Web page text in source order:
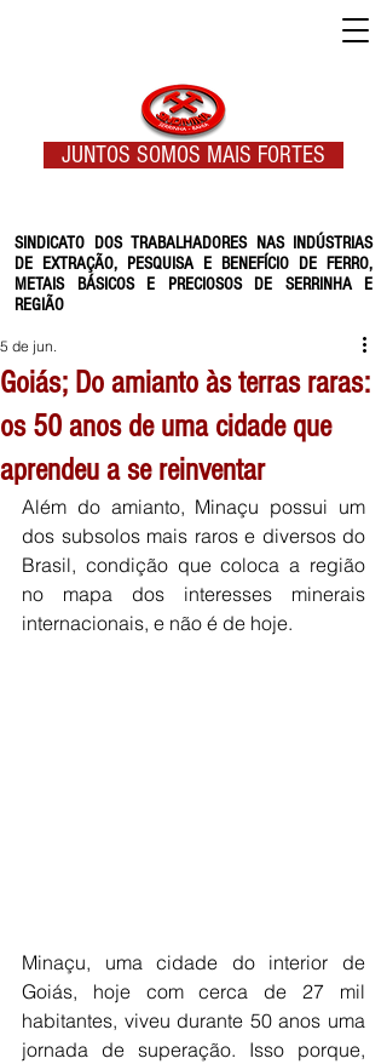
SINDICATO DOS TRABALHADORES NAS INDÚSTRIAS
DE EXTRAÇÃO, PESQUISA E BENEFÍCIO DE FERRO,
METAIS BÁSICOS E PRECIOSOS DE SERRINHA E
REGIÃO
JUNTOS SOMOS MAIS FORTES
Goiás; Do amianto às terras raras:
os 50 anos de uma cidade que
aprendeu a se reinventar
5 de jun.
Além do amianto, Minaçu possui um
dos subsolos mais raros e diversos do
Brasil, condição que coloca a região
no mapa dos interesses minerais
internacionais, e não é de hoje.
Minaçu, uma cidade do interior de
Goiás, hoje com cerca de 27 mil
habitantes, viveu durante 50 anos uma
jornada de superação. Isso porque,